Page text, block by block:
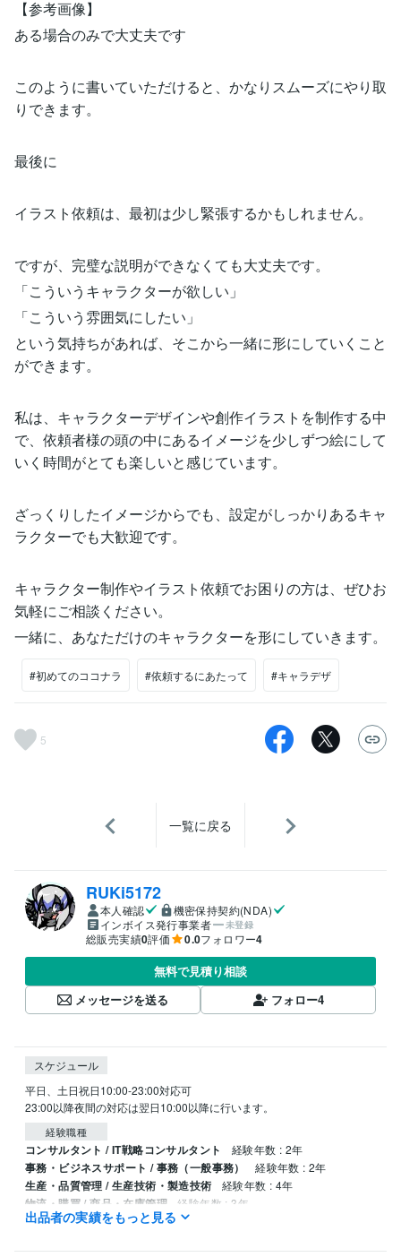
【参考画像】
ある場合のみで大丈夫です
このように書いていただけると、かなりスムーズにやり取
りできます。
最後に
イラスト依頼は、最初は少し緊張するかもしれません。
ですが、完璧な説明ができなくても大丈夫です。
「こういうキャラクターが欲しい」
「こういう雰囲気にしたい」
という気持ちがあれば、そこから一緒に形にしていくこと
ができます。
私は、キャラクターデザインや創作イラストを制作する中
で、依頼者様の頭の中にあるイメージを少しずつ絵にして
いく時間がとても楽しいと感じています。
ざっくりしたイメージからでも、設定がしっかりあるキャ
ラクターでも大歓迎です。
キャラクター制作やイラスト依頼でお困りの方は、ぜひお
気軽にご相談ください。
一緒に、あなただけのキャラクターを形にしていきます。
#初めてのココナラ #依頼するにあたって #キャラデザ
5
一覧に戻る
RUKi5172
本人確認
機密保持契約(NDA)
インボイス発行事業者
未登録
総販売実績0評価 0.0フォロワー4
無料で見積り相談
メッセージを送る
フォロー4
スケジュール
平日、土日祝日10:00-23:00対応可
23:00以降夜間の対応は翌日10:00以降に行います。
経験職種
コンサルタント / IT戦略コンサルタント 経験年数 : 2年
事務・ビジネスサポート / 事務（一般事務） 経験年数 : 2年
生産・品質管理 / 生産技術・製造技術 経験年数 : 4年
物流・購買 / 商品・在庫管理 経験年数 : 3年
建築・土木・施工管理 / 施工管理・監理
資格・検定
出品者の実績をもっと見る